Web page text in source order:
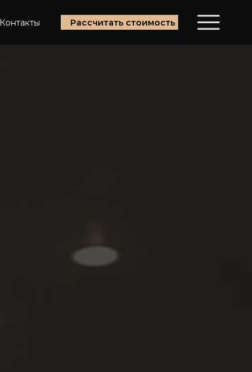
Рассчитать стоимость
Контакты